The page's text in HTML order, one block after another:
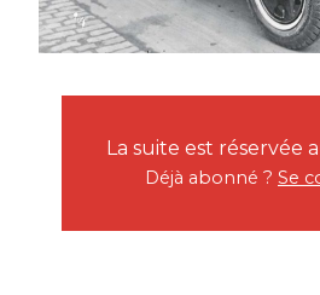
La suite est réservée
Déjà abonné ? Se